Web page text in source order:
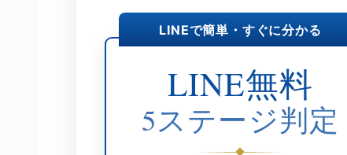
LINEで簡単・すぐに分かる
LINE無料
5ステージ判定